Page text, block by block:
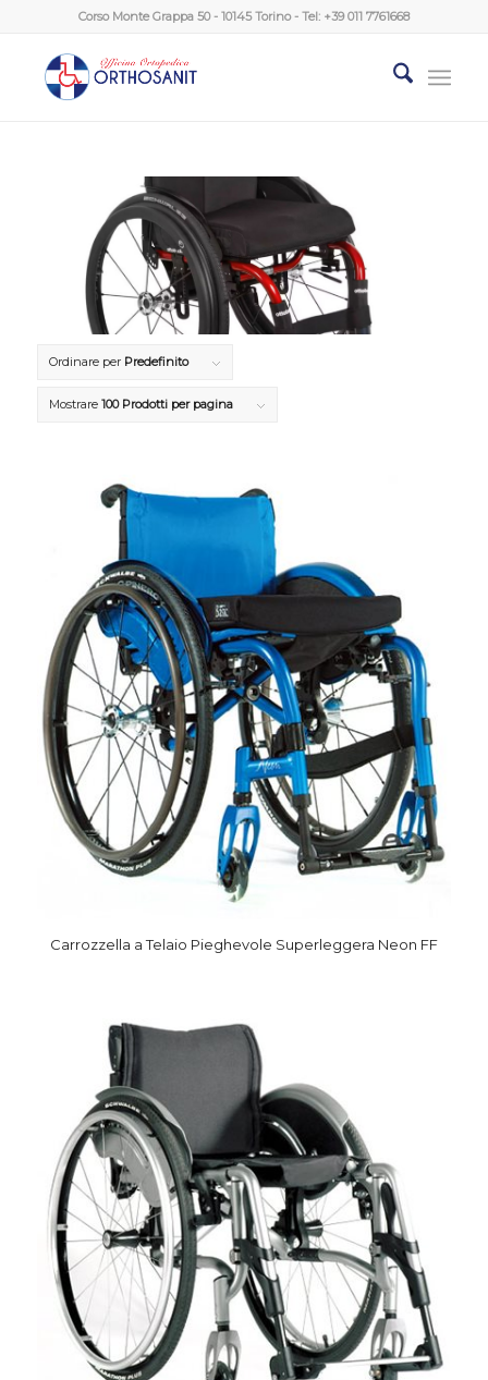
Corso Monte Grappa 50 - 10145 Torino - Tel: +39 011 7761668
Ordinare per Predefinito
Mostrare 100 Prodotti per pagina
Carrozzella a Telaio Pieghevole Superleggera Neon FF